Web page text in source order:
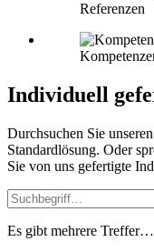
Referenzen
Individuell
Durchsuchen Sie
Standardlösung. Oder
Sie von uns gefertigte
Es gibt mehrere Treffer…